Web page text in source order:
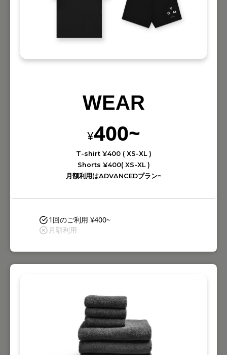
WEAR
¥400~
T-shirt ¥400 ( XS-XL )
Shorts ¥400( XS-XL )
月額利用はADVANCEDプラン~
1回のご利用 ¥400~
月額利用